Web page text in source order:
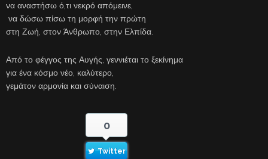
να αναστήσω ό,τι νεκρό απόμεινε,
να δώσω πίσω τη μορφή την πρώτη
στη Ζωή, στον Άνθρωπο, στην Ελπίδα.
Από το φέγγος της Αυγής, γεννιέται το ξεκίνημα
για ένα κόσμο νέο, καλύτερο,
γεμάτον αρμονία και σύναιση.
0
Twitter